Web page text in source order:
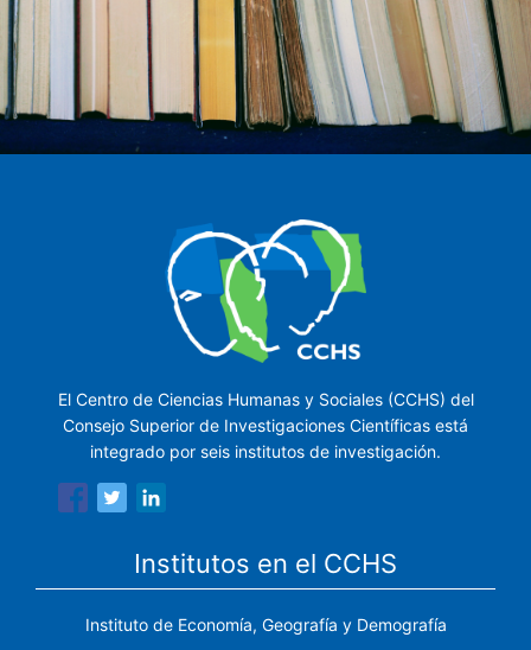
El Centro de Ciencias Humanas y Sociales (CCHS) del
Consejo Superior de Investigaciones Científicas está
integrado por seis institutos de investigación.
Institutos en el CCHS
Instituto de Economía, Geografía y Demografía